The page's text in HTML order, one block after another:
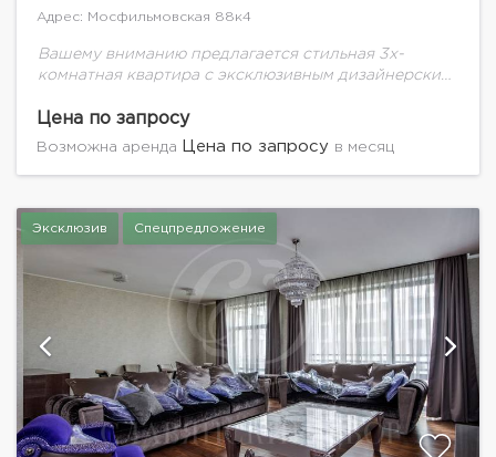
Адрес: Мосфильмовская 88к4
Вашему вниманию предлагается стильная 3х-
комнатная квартира с эксклюзивным дизайнерским
полностью оборудована всей необходимой для
комфортного проживания техникой и мебелью.
Цена по запросу
Возможна аренда Цена по запросу в месяц
Эксклюзив Спецпредложение